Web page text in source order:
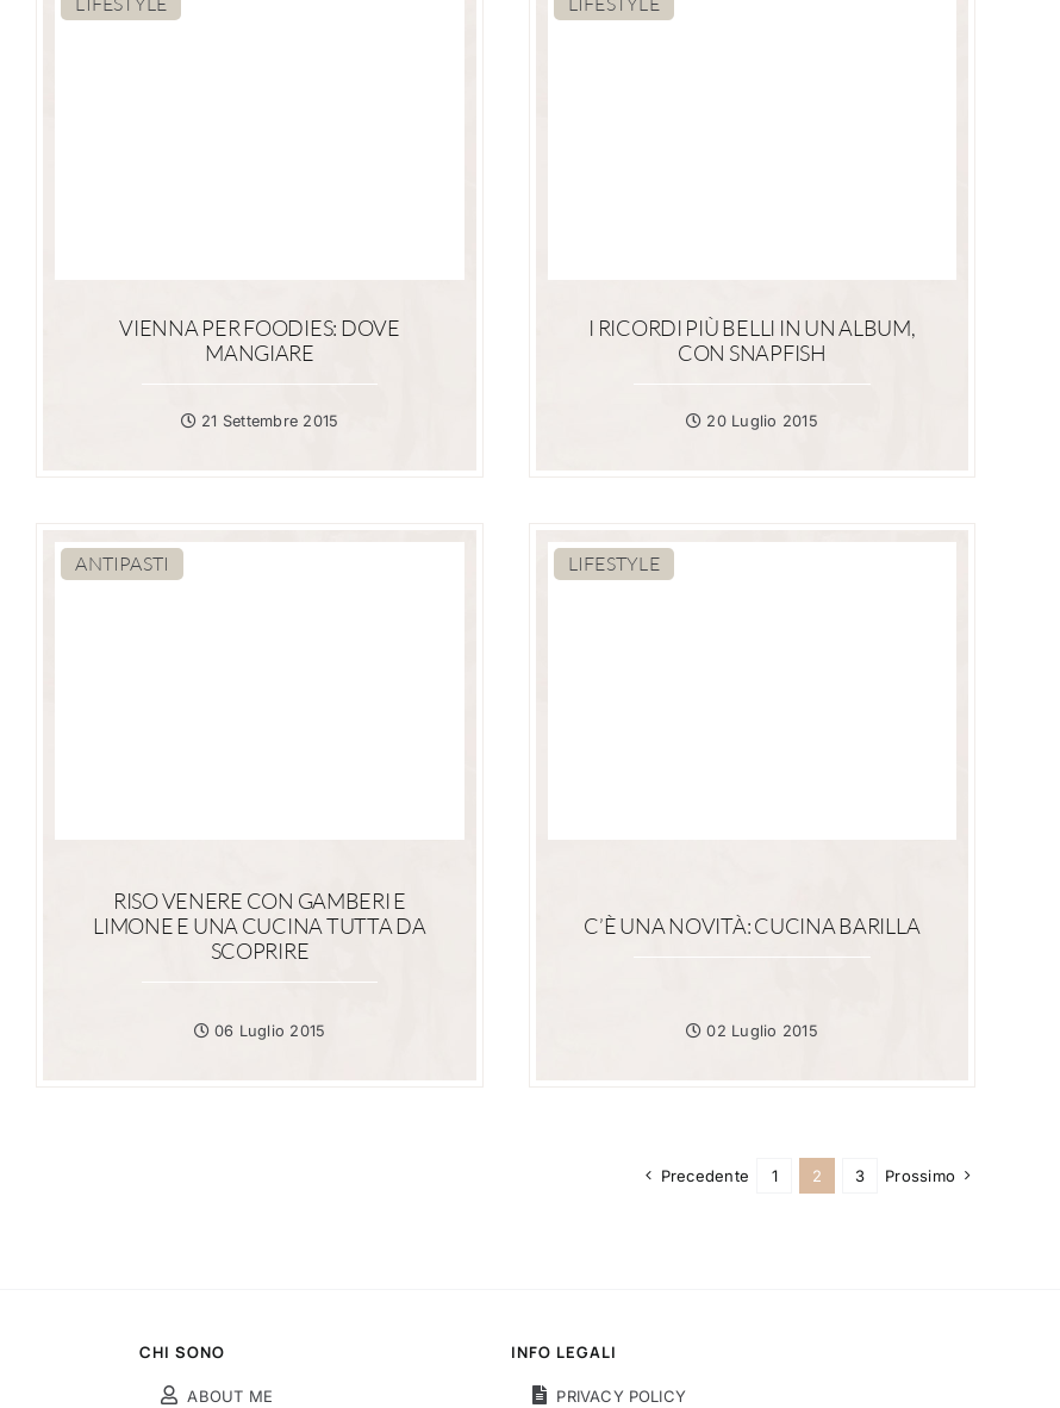
VIENNA PER FOODIES: DOVE
MANGIARE
21 Settembre 2015
I RICORDI PIÙ BELLI IN UN ALBUM,
CON SNAPFISH
20 Luglio 2015
ANTIPASTI
RISO VENERE CON GAMBERI E
LIMONE E UNA CUCINA TUTTA DA
SCOPRIRE
06 Luglio 2015
LIFESTYLE
C’È UNA NOVITÀ: CUCINA BARILLA
02 Luglio 2015
Precedente 1 2 3 Prossimo
CHI SONO
ABOUT ME
INFO LEGALI
PRIVACY POLICY